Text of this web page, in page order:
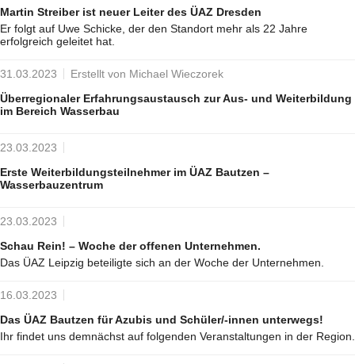
Martin Streiber ist neuer Leiter des ÜAZ Dresden
Er folgt auf Uwe Schicke, der den Standort mehr als 22 Jahre
erfolgreich geleitet hat.
31.03.2023
Erstellt von Michael Wieczorek
Überregionaler Erfahrungsaustausch zur Aus- und Weiterbildung
im Bereich Wasserbau
23.03.2023
Erste Weiterbildungsteilnehmer im ÜAZ Bautzen –
Wasserbauzentrum
23.03.2023
Schau Rein! – Woche der offenen Unternehmen.
Das ÜAZ Leipzig beteiligte sich an der Woche der Unternehmen.
16.03.2023
Das ÜAZ Bautzen für Azubis und Schüler/-innen unterwegs!
Ihr findet uns demnächst auf folgenden Veranstaltungen in der Region.